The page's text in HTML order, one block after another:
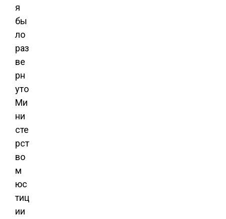
я
бы
ло
раз
ве
рн
уто
Ми
ни
сте
рст
во
м
юс
тиц
ии